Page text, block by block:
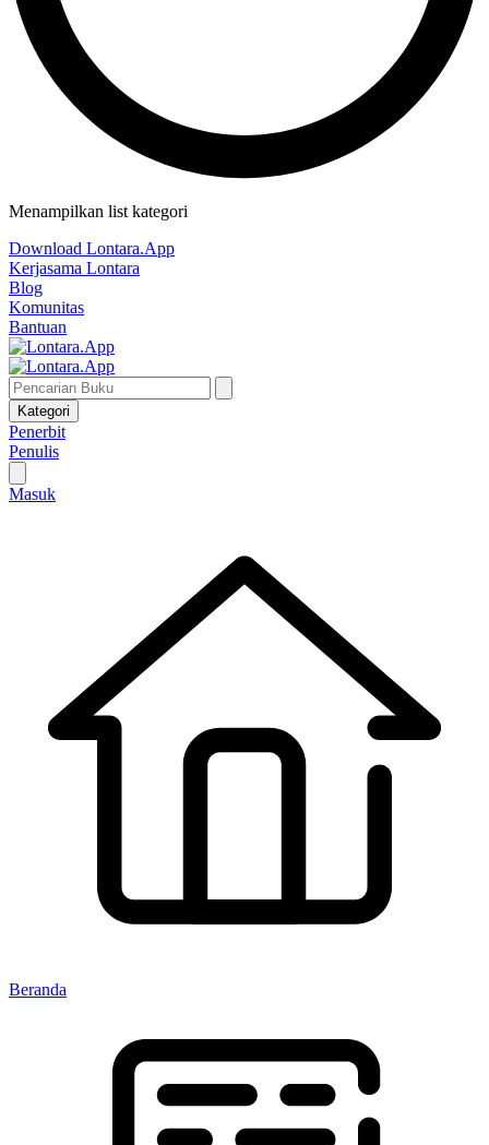
Menampilkan list kategori
Download Lontara.App
Kerjasama Lontara
Blog
Komunitas
Bantuan
Kategori
Penerbit
Penulis
Masuk
Beranda